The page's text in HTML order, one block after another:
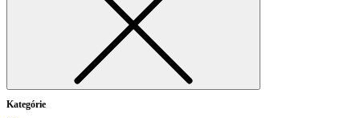
Kategórie